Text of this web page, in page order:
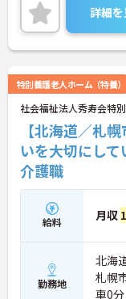
詳細
特別養護老人ホーム（特養）
社会福祉法人秀寿会特
【北海道／札
いを大切にし
介護職
給料 月収
勤務地
北海
札幌
車0分